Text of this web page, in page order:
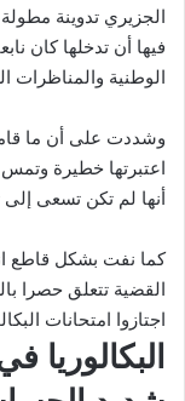
الجزيري تدوينة
فيها أن تدخلها كان
الوطنية والمناظرات
وشددت على أن ما
اعتبرتها خطيرة
أنها لم تكن تسعى
كما نفت بشكل قاطع
القضية تتعلق حصرا
اجتازوا امتحانات